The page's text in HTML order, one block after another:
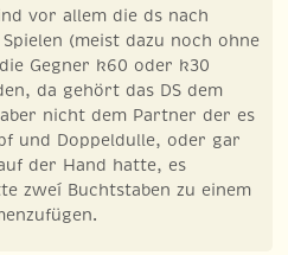
vor allem die ds nach
(meist dazu noch ohne
Gegner k60 oder k30
da gehört das DS dem
nicht dem Partner der es
und Doppeldulle, oder gar
der Hand hatte, es
zweí Buchtstaben zu einem